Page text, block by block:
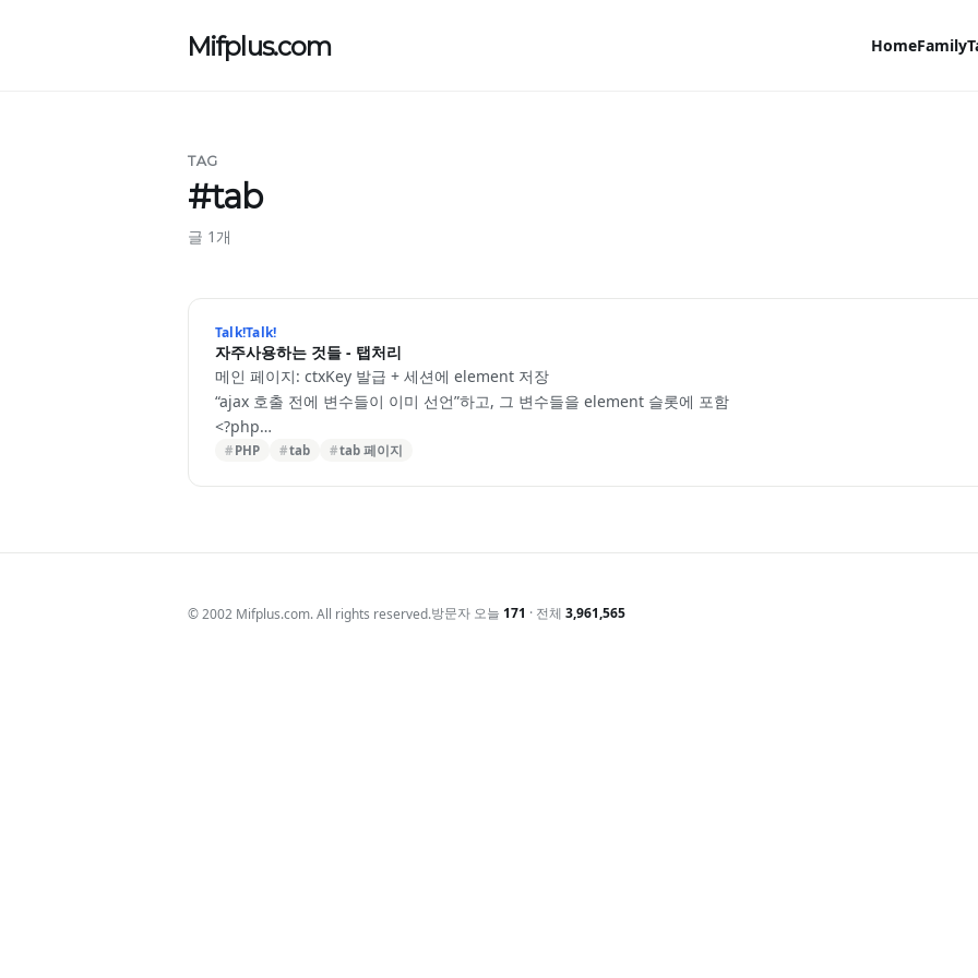
Mifplus.com HomeFamily
TAG
#tab
글 1개
Talk!Talk!
자주사용하는 것들 - 탭처리
메인 페이지: ctxKey 발급 + 세션에 element 저장
“ajax 호출 전에 변수들이 이미 선언”하고, 그 변수들을 element 슬롯에 포함
<?php
session_start();
'e2' => $element2 ?? '',
PHP tab tab 페이지
© 2002 Mifplus.com. All rights reserved.방문자 오늘 171 · 전체 3,961,565